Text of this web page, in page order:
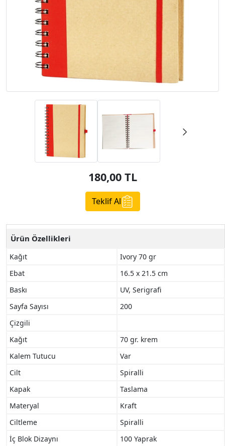
180,00 TL
Teklif Al
Ürün Özellikleri
Kağıt
Ivory 70 gr
Ebat
16.5 x 21.5 cm
Baskı
UV, Serigrafi
Sayfa Sayısı
200
Çizgili
Kağıt
70 gr. krem
Kalem Tutucu
Var
Cilt
Spiralli
Kapak
Taslama
Materyal
Kraft
Ciltleme
Spiralli
İç Blok Dizaynı
100 Yaprak